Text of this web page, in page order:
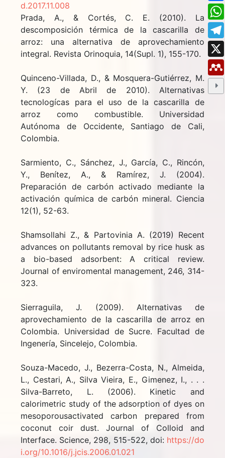
d.2017.11.008
Prada, A., & Cortés, C. E. (2010). La
descomposición térmica de la cascarilla de
arroz: una alternativa de aprovechamiento
integral. Revista Orinoquia, 14(Supl. 1), 155-170.
Quinceno-Villada, D., & Mosquera-Gutiérrez, M.
Y. (23 de Abril de 2010). Alternativas
tecnologícas para el uso de la cascarilla de
arroz como combustible. Universidad
Autónoma de Occidente, Santiago de Cali,
Colombia.
Sarmiento, C., Sánchez, J., García, C., Rincón,
Y., Benítez, A., & Ramírez, J. (2004).
Preparación de carbón activado mediante la
activación química de carbón mineral. Ciencia
12(1), 52-63.
Shamsollahi Z., & Partovinia A. (2019) Recent
advances on pollutants removal by rice husk as
a bio-based adsorbent: A critical review.
Journal of enviromental management, 246, 314-
323.
Sierraguila, J. (2009). Alternativas de
aprovechamiento de la cascarilla de arroz en
Colombia. Universidad de Sucre. Facultad de
Ingenería, Sincelejo, Colombia.
Souza-Macedo, J., Bezerra-Costa, N., Almeida,
L., Cestari, A., Silva Vieira, E., Gimenez, I., . . .
Silva-Barreto, L. (2006). Kinetic and
calorimetric study of the adsorption of dyes on
mesoporousactivated carbon prepared from
coconut coir dust. Journal of Colloid and
Interface. Science, 298, 515-522, doi: https://do
i.org/10.1016/j.jcis.2006.01.021